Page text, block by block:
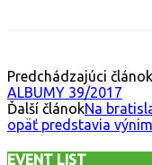
Predchádzajúci článok
ALBUMY 39/2017
Ďalší článokNa
opäť predstavia
EVENT LIST